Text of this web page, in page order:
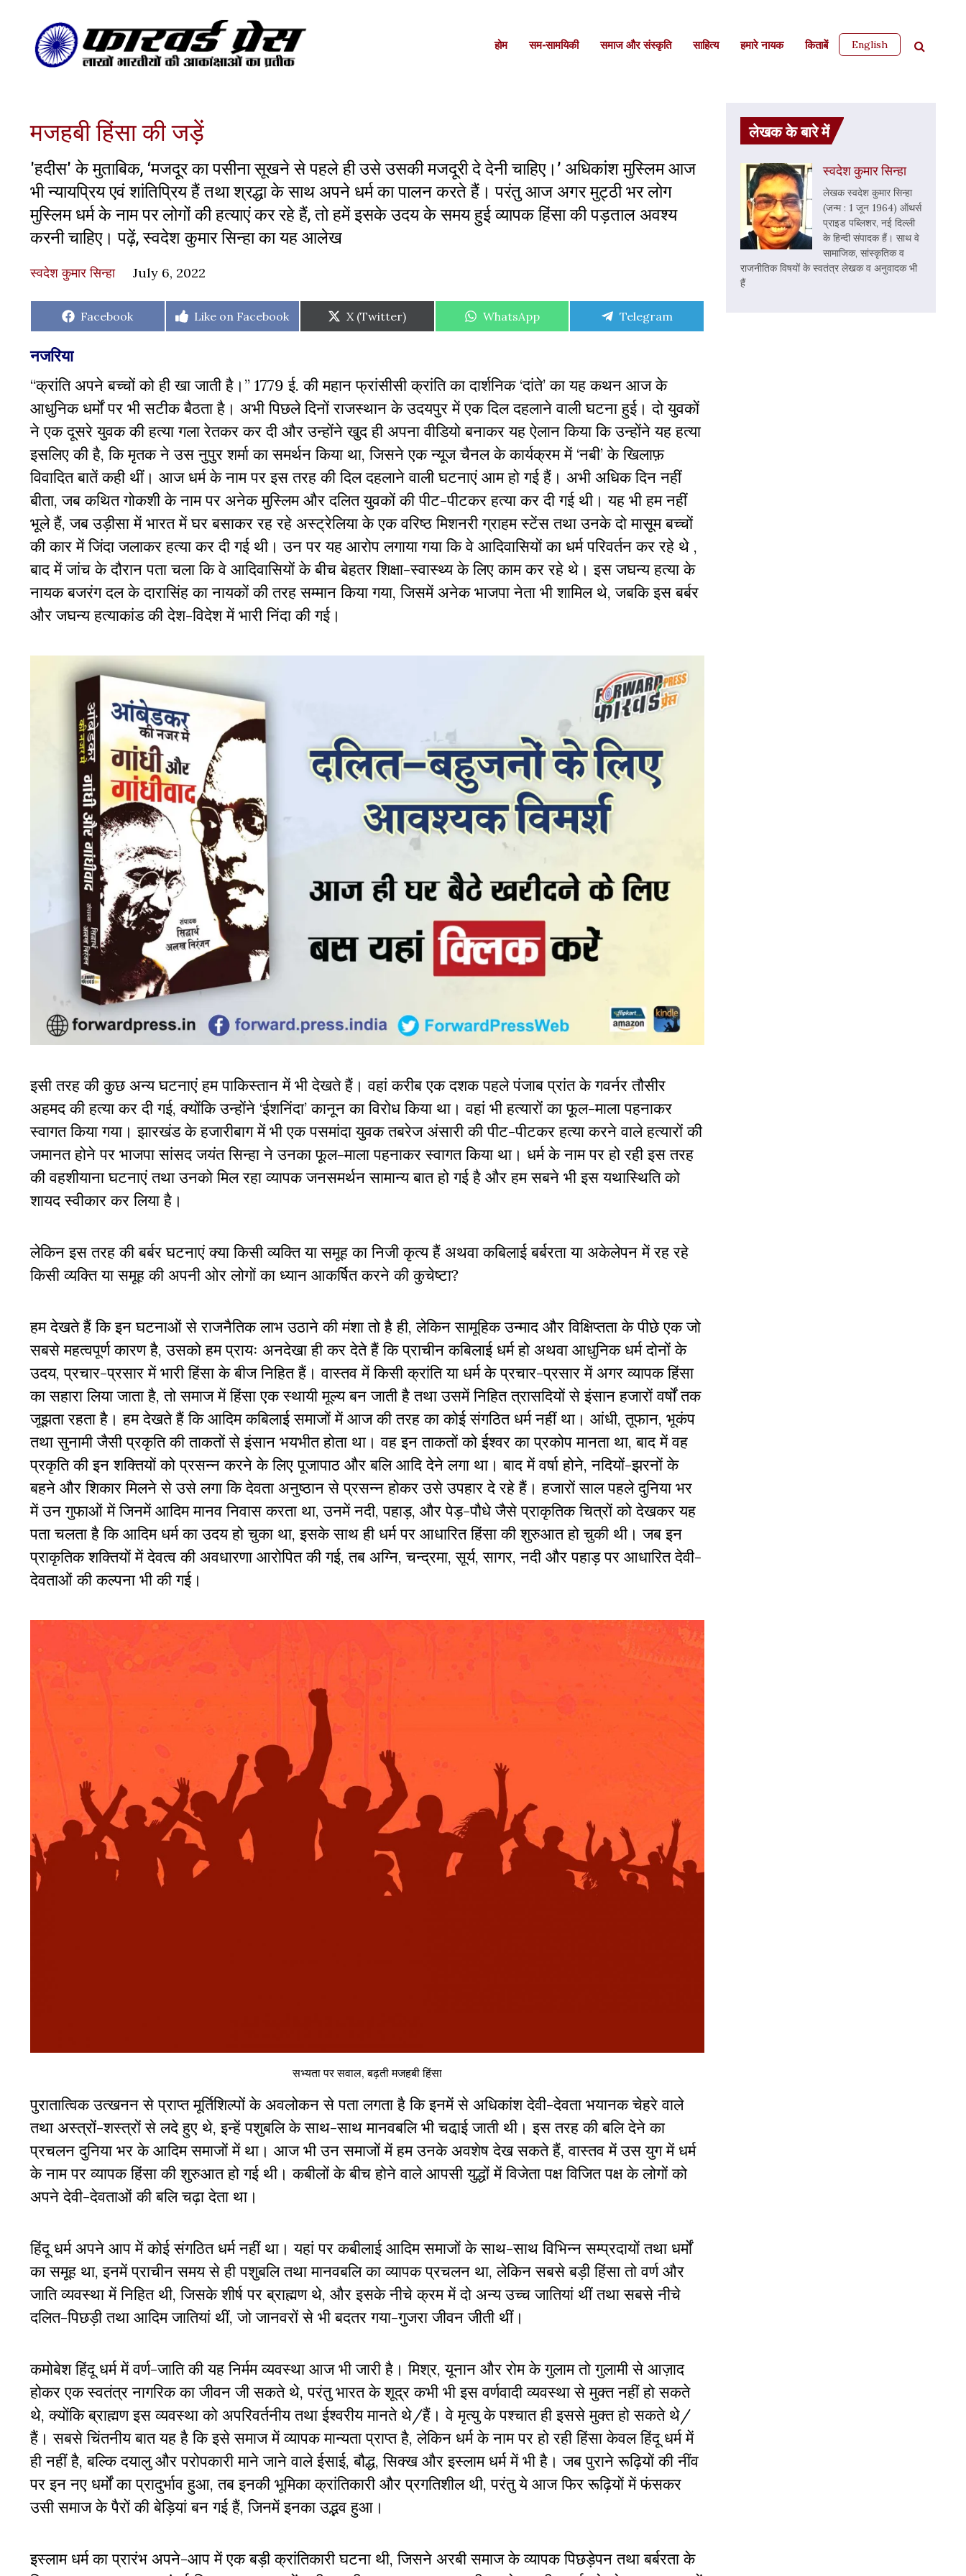
होम सम-सामयिकी समाज और संस्कृति साहित्‍य हमारे नायक किताबें English
मजहबी हिंसा की जड़ें
'हदीस' के मुताबिक, ‘मजदूर का पसीना सूखने से पहले ही उसे उसकी मजदूरी दे देनी चाहिए।’ अधिकांश मुस्लिम आज
भी न्यायप्रिय एवं शांतिप्रिय हैं तथा श्रद्धा के साथ अपने धर्म का पालन करते हैं। परंतु आज अगर मुट्ठी भर लोग
मुस्लिम धर्म के नाम पर लोगों की हत्याएं कर रहे हैं, तो हमें इसके उदय के समय हुई व्यापक हिंसा की पड़ताल अवश्य
करनी चाहिए। पढ़ें, स्वदेश कुमार सिन्हा का यह आलेख
स्वदेश कुमार सिन्हा July 6, 2022
Share
Facebook
Share
Like on Facebook
Share
on
X (Twitter)
Share
WhatsApp
Share
Telegram
नजरिया
“क्रांति अपने बच्चों को ही खा जाती है।” 1779 ई. की महान फ्रांसीसी क्रांति का दार्शनिक ‘दांते’ का यह कथन आज के
आधुनिक धर्मों पर भी सटीक बैठता है। अभी पिछले दिनों राजस्थान के उदयपुर में एक दिल दहलाने वाली घटना हुई। दो युवकों
ने ‌एक दूसरे युवक की हत्या गला रेतकर कर दी और उन्होंने खुद ही अपना वीडियो बनाकर यह ऐलान किया कि उन्होंने यह हत्या
इसलिए की है, कि मृतक ने उस नुपुर शर्मा का समर्थन किया था, जिसने एक न्यूज चैनल के कार्यक्रम में ‘नबी’ के खिलाफ़
विवादित बातें कही थीं। आज धर्म के नाम पर इस तरह की दिल दहलाने वाली घटनाएं आम हो गई हैं। अभी अधिक दिन नहीं
बीता, जब कथित गोकशी के नाम पर अनेक मुस्लिम और दलित युवकों की पीट-पीटकर हत्या कर दी गई थी। यह भी हम नहीं
भूले हैं, जब उड़ीसा में भारत में घर बसाकर रह रहे अस्ट्रेलिया के एक वरिष्ठ मिशनरी ग्राहम स्टेंस तथा उनके दो मासूम बच्चों
की कार में जिंदा जलाकर हत्या कर दी गई थी। उन पर यह आरोप लगाया गया कि वे आदिवासियों का धर्म परिवर्तन कर रहे थे ,
बाद में जांच के दौरान पता चला कि वे आदिवासियों के बीच बेहतर शिक्षा-स्वास्थ्य के लिए काम कर रहे थे। इस जघन्य हत्या के
नायक बजरंग दल के दारासिंह का नायकों की तरह सम्मान किया गया, जिसमें अनेक भाजपा नेता भी‌ शामिल थे, जबकि इस बर्बर
और जघन्य हत्याकांड की देश-विदेश में भारी निंदा की गई।
इसी तरह की कुछ अन्य घटनाएं हम पाकिस्तान में भी देखते हैं। वहां करीब एक दशक पहले पंजाब प्रांत के गवर्नर तौसीर
अहमद की हत्या कर दी गई, क्योंकि उन्होंने ‘ईशनिंदा’ कानून का विरोध किया था। वहां भी हत्यारों का फूल-माला पहनाकर
स्वागत किया गया। झारखंड के हजारीबाग में भी एक पसमांदा युवक तबरेज अंसारी की पीट-पीटकर हत्या करने वाले हत्यारों की
जमानत होने पर भाजपा सांसद जयंत सिन्हा ने उनका फूल-माला पहनाकर स्वागत किया था। धर्म के नाम पर हो रही इस तरह
की वहशीयाना घटनाएं तथा उनको मिल रहा व्यापक जनसमर्थन सामान्य बात हो गई है और हम सबने भी इस यथास्थिति को
शायद स्वीकार कर लिया है।
लेकिन इस तरह की बर्बर घटनाएं क्या किसी व्यक्ति या समूह का निजी कृत्य हैं अथवा कबिलाई बर्बरता या अकेलेपन में रह रहे
किसी व्यक्ति या समूह की अपनी ओर लोगों का ध्यान आकर्षित करने की‌ कुचेष्टा?
हम देखते हैं कि इन घटनाओं से राजनैतिक लाभ उठाने की मंशा तो है ही, लेकिन सामूहिक उन्माद और विक्षिप्तता के पीछे एक जो
सबसे महत्वपूर्ण कारण है, उसको हम प्रायः अनदेखा ही कर देते हैं कि प्राचीन कबिलाई धर्म हो अथवा आधुनिक धर्म दोनों के
उदय, प्रचार-प्रसार में भारी हिंसा के बीज निहित हैं। वास्तव में किसी क्रांति या धर्म के प्रचार-प्रसार में अगर व्यापक हिंसा
का सहारा लिया जाता है, तो समाज में हिंसा एक स्थायी मूल्य बन जाती है तथा उसमें निहित त्रासदियों से इंसान हजारों वर्षों तक
जूझता रहता है। हम देखते हैं कि आदिम कबिलाई समाजों में आज की तरह का कोई संगठित धर्म नहीं था। आंधी, तूफान, भूकंप
तथा सुनामी जैसी प्रकृति की ताकतों से इंसान भयभीत होता था। वह इन ताकतों को ईश्वर का प्रकोप मानता था, बाद में वह
प्रकृति की इन शक्तियों को प्रसन्न करने के लिए पूजापाठ और बलि आदि देने लगा था। बाद में वर्षा होने, नदियों-झरनों के
बहने और शिकार मिलने से उसे लगा कि देवता अनुष्ठान से प्रसन्न होकर उसे उपहार दे रहे हैं। हजारों साल पहले दुनिया भर
में उन गुफाओं में जिनमें आदिम मानव निवास करता था, उनमें नदी, पहाड़, और पेड़-पौधे जैसे प्राकृतिक चित्रों को देखकर यह
पता चलता है कि आदिम धर्म का उदय हो चुका था, इसके साथ ही धर्म पर आधारित हिंसा की शुरुआत हो चुकी थी। जब इन
प्राकृतिक शक्तियों में देवत्व की अवधारणा आरोपित की गई, तब अग्नि, चन्द्रमा, सूर्य, सागर, नदी और पहाड़ पर आधारित देवी-
देवताओं की कल्पना भी की गई।
सभ्यता पर सवाल, बढ़ती मजहबी हिंसा
पुरातात्विक उत्खनन से प्राप्त मूर्तिशिल्पों के अवलोकन से पता लगता है कि इनमें से अधिकांश देवी-देवता भयानक चेहरे वाले
तथा अस्त्रों-शस्त्रों से लदे हुए थे, इन्हें पशुबलि के साथ-साथ मानवबलि भी चढा़ई जाती थी। इस तरह की बलि देने का
प्रचलन दुनिया भर के आदिम समाजों में था। आज भी उन समाजों में हम उनके अवशेष देख सकते हैं, वास्तव में उस युग में धर्म
के नाम पर व्यापक हिंसा की शुरुआत हो गई थी। कबीलों के बीच होने वाले आपसी युद्धों में विजेता पक्ष विजित पक्ष के लोगों को
अपने देवी-देवताओं की बलि चढ़ा देता था।
हिंदू धर्म अपने आप में कोई संगठित धर्म नहीं था। यहां पर कबीलाई आदिम समाजों के साथ-साथ विभिन्न सम्प्रदायों तथा धर्मों
का समूह था, इनमें प्राचीन समय से ही पशुबलि तथा मानवबलि का व्यापक प्रचलन था, लेकिन सबसे बड़ी हिंसा तो वर्ण और
जाति व्यवस्था में निहित थी, जिसके शीर्ष पर ब्राह्मण थे, और इसके नीचे क्रम में दो अन्य उच्च जातियां थीं तथा सबसे नीचे
दलित-पिछड़ी तथा आदिम जातियां थीं, जो जानवरों से भी बदतर गया-गुजरा जीवन जीती थीं।
कमोबेश हिंदू धर्म में वर्ण-जाति की यह निर्मम व्यवस्था आज भी जारी है। मिश्र, यूनान और रोम के गुलाम तो गुलामी से आज़ाद
होकर एक स्वतंत्र नागरिक का जीवन जी सकते थे, परंतु भारत के शूद्र कभी भी इस वर्णवादी व्यवस्था से मुक्त नहीं हो सकते
थे, क्योंकि ब्राह्मण इस व्यवस्था को अपरिवर्तनीय तथा ईश्वरीय मानते थे/हैं। वे मृत्यु के पश्चात ही इससे मुक्त हो सकते थे/
हैं। सबसे चिंतनीय बात यह है कि इसे समाज में व्यापक मान्यता प्राप्त है, लेकिन धर्म के नाम पर हो रही हिंसा केवल हिंदू धर्म में
ही नहीं है, बल्कि दयालु और परोपकारी माने जाने वाले ईसाई, बौद्ध, सिक्ख और इस्लाम धर्म में भी है। जब पुराने रूढ़ियों की नींव
पर इन नए धर्मों का प्रादुर्भाव हुआ, तब इनकी भूमिका क्रांतिकारी और प्रगतिशील थी, परंतु ये आज फिर रूढ़ियों में फंसकर
उसी समाज के पैरों की बेड़ियां बन गई हैं, जिनमें इनका उद्भव हुआ।
इस्लाम धर्म का प्रारंभ अपने-आप में एक बड़ी क्रांतिकारी घटना थी, जिसने अरबी समाज के व्यापक पिछड़ेपन तथा बर्बरता के
लेखक के बारे में
स्वदेश कुमार सिन्हा
लेखक स्वदेश कुमार सिन्हा
(जन्म : 1 जून 1964) ऑथर्स
प्राइड पब्लिशर, नई दिल्ली
के हिन्दी संपादक हैं। साथ वे
सामाजिक, सांस्कृतिक व
राजनीतिक विषयों के स्वतंत्र लेखक व अनुवादक भी
हैं